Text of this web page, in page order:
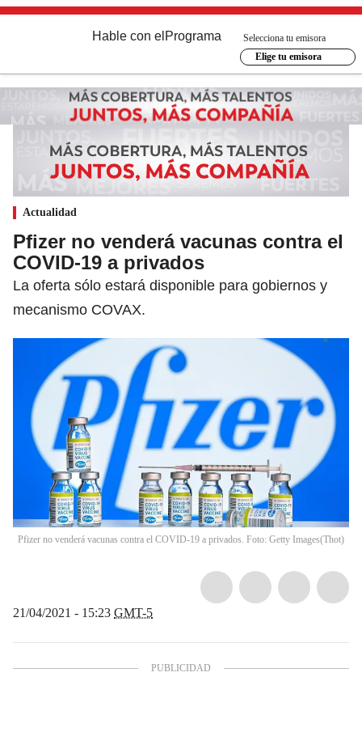
Hable con el Programa
Selecciona tu emisora
Elige tu emisora
Actualidad
Pfizer no venderá vacunas contra el
COVID-19 a privados
La oferta sólo estará disponible para gobiernos y
mecanismo COVAX.
Pfizer no venderá vacunas contra el COVID-19 a privados. Foto: Getty Images(Thot)
21/04/2021 - 15:23 GMT-5